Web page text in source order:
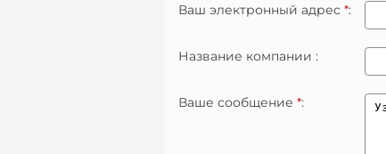
Ваш электронный адрес *:
Название компании :
Ваше сообщение *: